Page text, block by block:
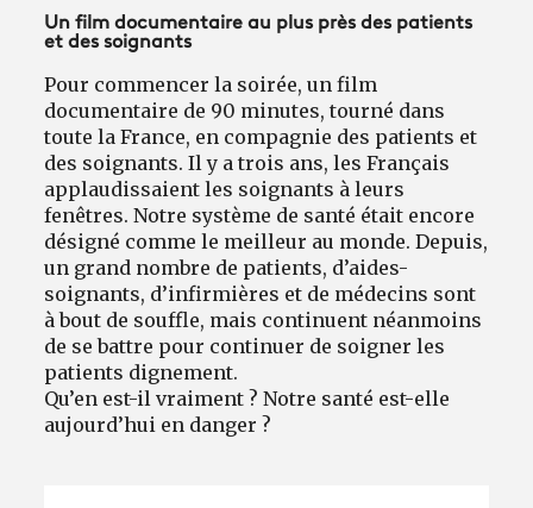
Un film documentaire au plus près des patients
et des soignants
Pour commencer la soirée, un film
documentaire de 90 minutes, tourné dans
toute la France, en compagnie des patients et
des soignants. Il y a trois ans, les Français
applaudissaient les soignants à leurs
fenêtres. Notre système de santé était encore
désigné comme le meilleur au monde. Depuis,
un grand nombre de patients, d’aides-
soignants, d’infirmières et de médecins sont
à bout de souffle, mais continuent néanmoins
de se battre pour continuer de soigner les
patients dignement.
Qu’en est-il vraiment ? Notre santé est-elle
aujourd’hui en danger ?